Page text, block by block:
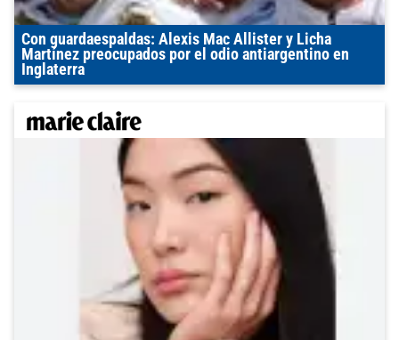
Con guardaespaldas: Alexis Mac Allister y Licha
Martínez preocupados por el odio antiargentino en
Inglaterra